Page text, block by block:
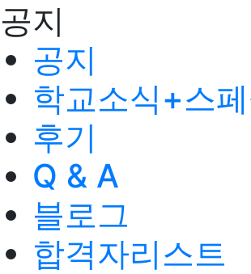
공지
공지
학교소식+스
후기
Q & A
블로그
합격자리스트